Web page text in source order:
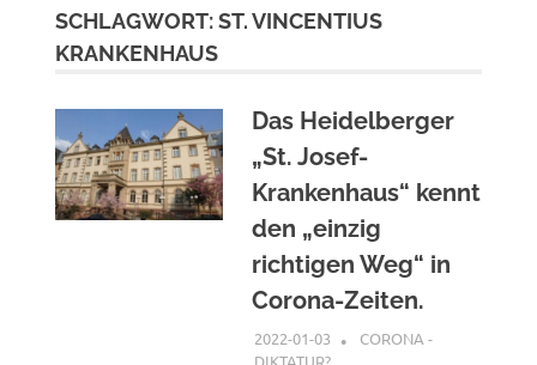
SCHLAGWORT:ST. VINCENTIUS
KRANKENHAUS
Das Heidelberger
„St. Josef-
Krankenhaus“ kennt
den „einzig
richtigen Weg“ in
Corona-Zeiten.
2022-01-03 XX
CORONA -
DIKTATUR?,